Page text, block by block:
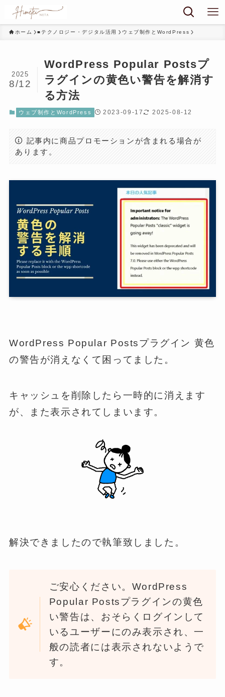
ホーム ■テクノロジー・デジタル活用 ウェブ制作とWordPress
WordPress Popular Postsプ
ラグインの黄色い警告を解消す
る方法
2025
8/12
ウェブ制作とWordPress 2023-09-17 2025-08-12
記事内に商品プロモーションが含まれる場合が
あります。
WordPress Popular Postsプラグイン 黄色
の警告が消えなくて困ってました。
キャッシュを削除したら一時的に消えます
が、また表示されてしまいます。
解決できましたので執筆致しました。
ご安心ください。WordPress
Popular Postsプラグインの黄色
い警告は、おそらくログインして
いるユーザーにのみ表示され、一
般の読者には表示されないようで
す。